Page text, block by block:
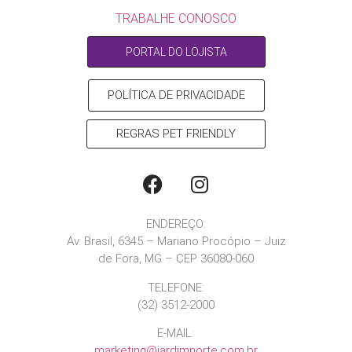
TRABALHE CONOSCO
PORTAL DO LOJISTA
POLÍTICA DE PRIVACIDADE
REGRAS PET FRIENDLY
ENDEREÇO:
Av. Brasil, 6345 – Mariano Procópio – Juiz
de Fora, MG – CEP 36080-060
TELEFONE:
(32) 3512-2000
E-MAIL: